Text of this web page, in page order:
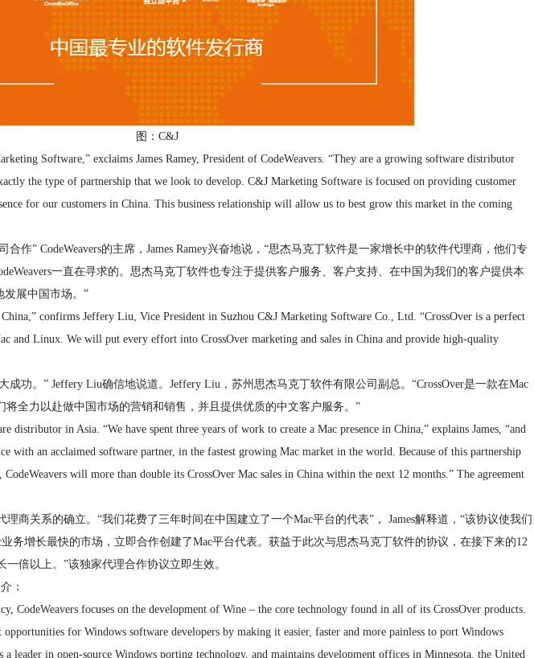
图：C&J
Software,” exclaims James Ramey, President of CodeWeavers. “They are a growing software distributor
the type of partnership that we look to develop. C&J Marketing Software is focused on providing customer
for our customers in China. This business relationship will allow us to best grow this market in the coming
作” CodeWeavers的主席，James Ramey兴奋地说，“思杰马克丁软件是一家增长中的软件代理商，他们专
一直在寻求的。思杰马克丁软件也专注于提供客户服务、客户支持、在中国为我们的客户提供本
发展中国市场。”
China,” confirms Jeffery Liu, Vice President in Suzhou C&J Marketing Software Co., Ltd. “CrossOver is a perfect
and Linux. We will put every effort into CrossOver marketing and sales in China and provide high-quality
成功。” Jeffery Liu确信地说道。Jeffery Liu，苏州思杰马克丁软件有限公司副总。“CrossOver是一款在Mac
将全力以赴做中国市场的营销和销售，并且提供优质的中文客户服务。”
distributor in Asia. “We have spent three years of work to create a Mac presence in China,” explains James, “and
with an acclaimed software partner, in the fastest growing Mac market in the world. Because of this partnership
will more than double its CrossOver Mac sales in China within the next 12 months.” The agreement
商关系的确立。“我们花费了三年时间在中国建立了一个Mac平台的代表”， James解释道，“该协议使我们
务增长最快的市场，立即合作创建了Mac平台代表。获益于此次与思杰马克丁软件的协议，在接下来的12
一倍以上。”该独家代理合作协议立即生效。
：
CodeWeavers focuses on the development of Wine – the core technology found in all of its CrossOver products.
opportunities for Windows software developers by making it easier, faster and more painless to port Windows
a leader in open-source Windows porting technology, and maintains development offices in Minnesota, the United